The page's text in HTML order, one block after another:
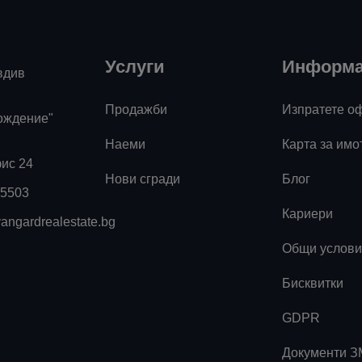
24
Услуги
Продажби
Наеми
Нови сгради
Изпратете
Карта за
Блог
Кариери
Общи
Бисквитки
GDPR
Документи